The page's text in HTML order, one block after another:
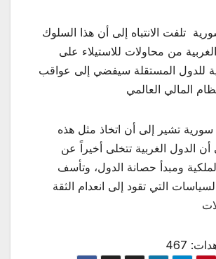
تلفت الانتباه إلى أن هذا السلوك
من محاولات للاستيلاء على
للدول المستقلة سيفضي إلى عواقب
المالي العالمي
تشير إلى أن اتخاذ مثل هذه
أن الدول الغربية تتخلى أخيراً عن
ومبدأ حصانة الدول، وتأسف
التي تقود إلى انعدام الثقة
467